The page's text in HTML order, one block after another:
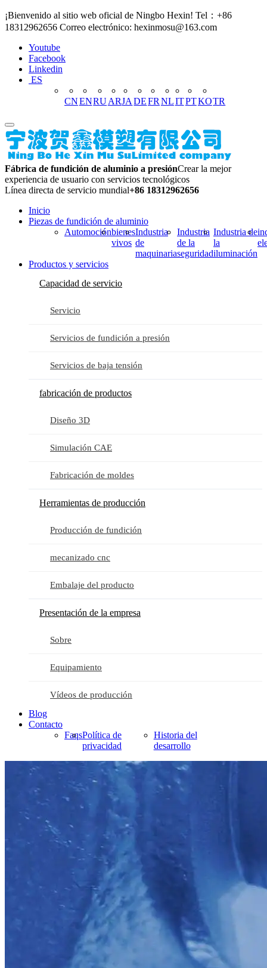
¡Bienvenido al sitio web oficial de Ningbo Hexin! Tel：+86
18312962656 Correo electrónico: hexinmosu@163.com
Youtube
Facebook
Linkedin
ES
CNENRUARJA DEFR NLITPTKOTR
Fábrica de fundición de aluminio a presiónCrear la mejor
experiencia de usuario con servicios tecnológicos
Línea directa de servicio mundial+86 18312962656
Inicio
Piezas de fundición de aluminio
Automociónbienes
vivos
Industria
de
maquinaria
Industria
de la
seguridad
Industria de
la
iluminación
Productos y servicios
Capacidad de servicio
Servicio
Servicios de fundición a presión
Servicios de baja tensión
fabricación de productos
Diseño 3D
Simulación CAE
Fabricación de moldes
Herramientas de producción
Producción de fundición
mecanizado cnc
Embalaje del producto
Presentación de la empresa
Sobre
Equipamiento
Vídeos de producción
Blog
Contacto
FaqsPolítica de
privacidad
Historia del
desarrollo